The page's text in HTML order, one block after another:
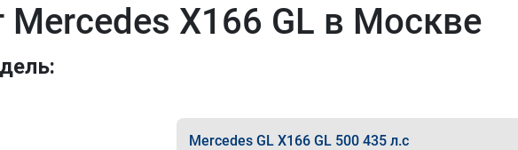
X166 GL в Москве
Mercedes GL X166 GL 500 435 л.с